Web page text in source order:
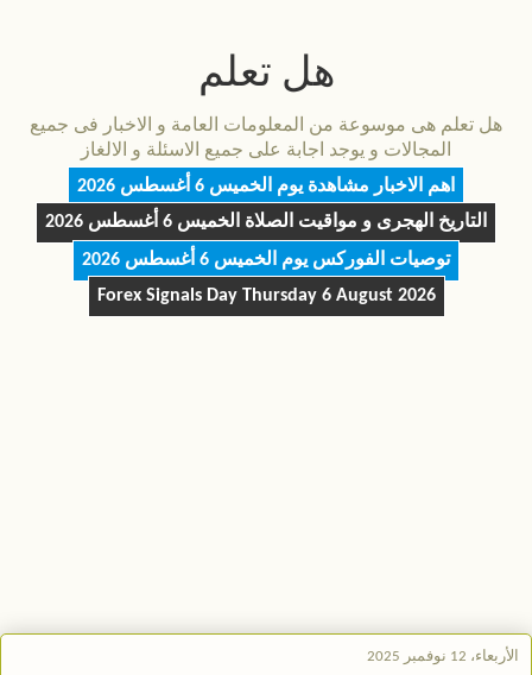
هل تعلم
هل تعلم هى موسوعة من المعلومات العامة و الاخبار فى جميع
المجالات و يوجد اجابة على جميع الاسئلة و الالغاز
اهم الاخبار مشاهدة يوم
الخميس 6 أغسطس 2026
التاريخ الهجرى و مواقيت الصلاة
الخميس 6 أغسطس 2026
توصيات الفوركس يوم
الخميس 6 أغسطس 2026
Forex Signals Day Thursday 6 August 2026
الأربعاء، 12 نوفمبر 2025